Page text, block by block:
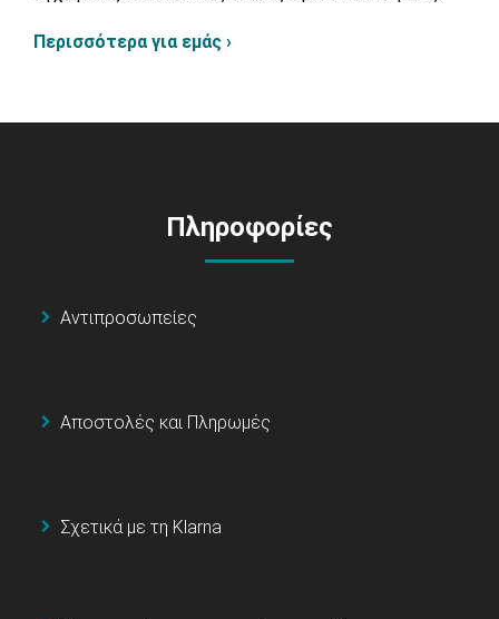
Περισσότερα για εμάς ›
Πληροφορίες
Αντιπροσωπείες
Αποστολές και Πληρωμές
Σχετικά με τη Klarna